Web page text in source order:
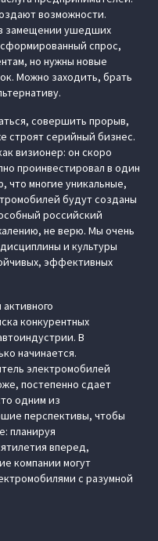
возможности.
замещении ушедших
спрос,
но нужны новые
Можно заходить, брать
совершить прорыв,
строят серийный бизнес.
визионер: он скоро
проинвестировал в один
что многие уникальные,
будут созданы
российский
не верю. Мы очень
и культуры
эффективных
конкурентных
В
начинается.
электромобилей
постепенно сдает
одним из
перспективы, чтобы
планируя
вперед,
компании могут
с разумной